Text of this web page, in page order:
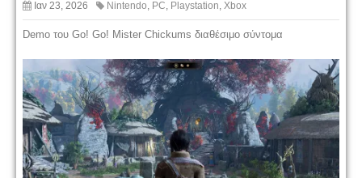
Ιαν 23, 2026 Nintendo, PC, Playstation, Xbox
Demo του Go! Go! Mister Chickums διαθέσιμο σύντομα